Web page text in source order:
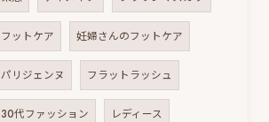
フットケア 妊婦さんのフットケア
パリジェンヌ フラットラッシュ
30代ファッション レディース